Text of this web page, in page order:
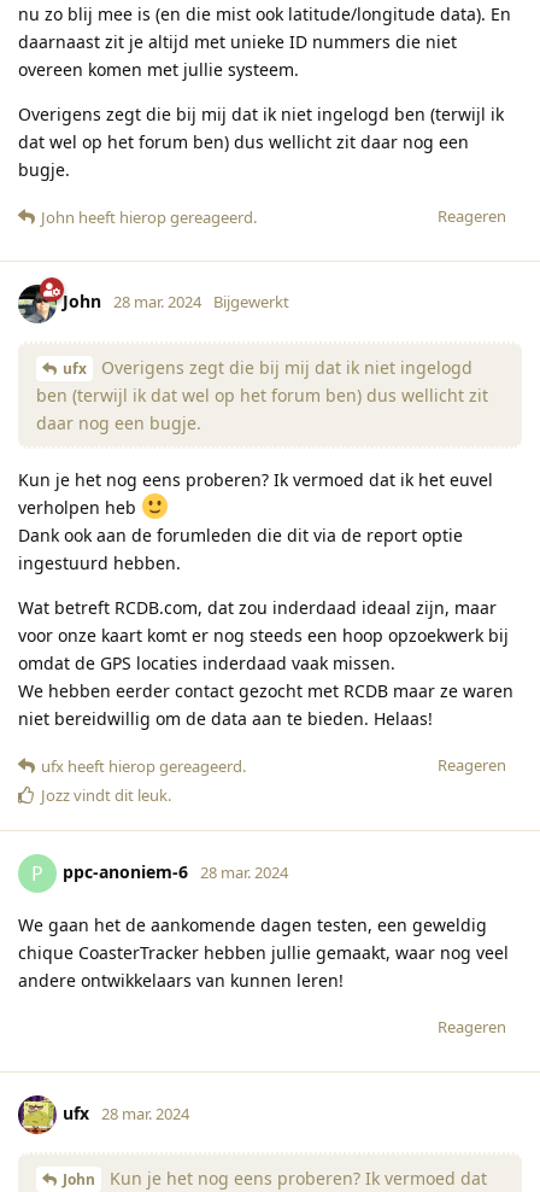
nu zo blij mee is (en die mist ook latitude/longitude data). En
daarnaast zit je altijd met unieke ID nummers die niet
overeen komen met jullie systeem.
Overigens zegt die bij mij dat ik niet ingelogd ben (terwijl ik
dat wel op het forum ben) dus wellicht zit daar nog een
bugje.
Reageren
John heeft hierop gereageerd.
John 28 mar. 2024 Bijgewerkt
ufx
Overigens zegt die bij mij dat ik niet ingelogd
ben (terwijl ik dat wel op het forum ben) dus wellicht zit
daar nog een bugje.
Kun je het nog eens proberen? Ik vermoed dat ik het euvel
verholpen heb
Dank ook aan de forumleden die dit via de report optie
ingestuurd hebben.
Wat betreft RCDB.com, dat zou inderdaad ideaal zijn, maar
voor onze kaart komt er nog steeds een hoop opzoekwerk bij
omdat de GPS locaties inderdaad vaak missen.
We hebben eerder contact gezocht met RCDB maar ze waren
niet bereidwillig om de data aan te bieden. Helaas!
Reageren
ufx heeft hierop gereageerd.
Jozzvindt dit leuk.
P ppc-anoniem-6 28 mar. 2024
We gaan het de aankomende dagen testen, een geweldig
chique CoasterTracker hebben jullie gemaakt, waar nog veel
andere ontwikkelaars van kunnen leren!
Reageren
ufx 28 mar. 2024
John
Kun je het nog eens proberen? Ik vermoed dat